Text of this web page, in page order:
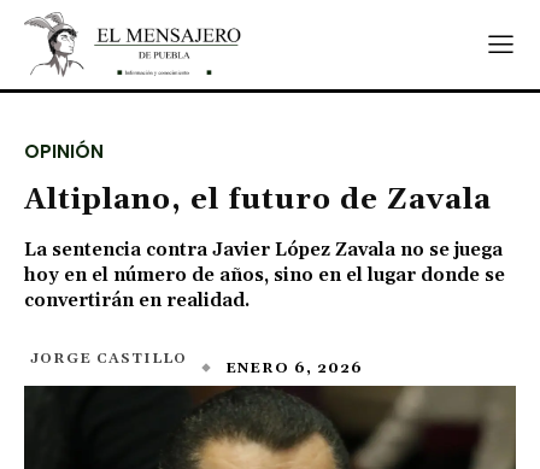
OPINIÓN
Altiplano, el futuro de Zavala
La sentencia contra Javier López Zavala no se juega
hoy en el número de años, sino en el lugar donde se
convertirán en realidad.
JORGE CASTILLO ENERO 6, 2026